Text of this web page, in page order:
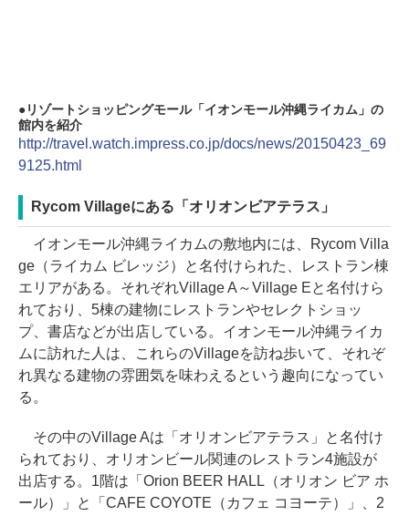
リゾートショッピングモール「イオンモール沖縄ライカム」の
館内を紹介
http://travel.watch.impress.co.jp/docs/news/20150423_69
9125.html
Rycom Villageにある「オリオンビアテラス」
イオンモール沖縄ライカムの敷地内には、Rycom Villa
ge（ライカム ビレッジ）と名付けられた、レストラン棟
エリアがある。それぞれVillage A～Village Eと名付けら
れており、5棟の建物にレストランやセレクトショッ
プ、書店などが出店している。イオンモール沖縄ライカ
ムに訪れた人は、これらのVillageを訪ね歩いて、それぞ
れ異なる建物の雰囲気を味わえるという趣向になってい
る。
その中のVillage Aは「オリオンビアテラス」と名付け
られており、オリオンビール関連のレストラン4施設が
出店する。1階は「Orion BEER HALL（オリオン ビア ホ
ール）」と「CAFE COYOTE（カフェ コヨーテ）」、2